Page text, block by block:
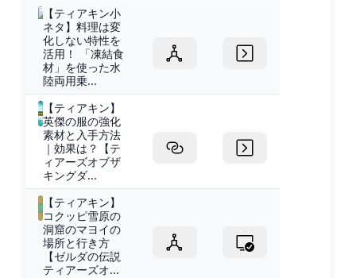
【ティアキン小
ネタ】料理は変
化しない特性を
活用！ 「凍結食
材」を使った水
陸両用乗...
【ティアキン】
英傑の服の強化
素材と入手方法
｜効果は？【テ
ィアーズオブザ
キングダ...
【ティアキン】
コクッピ雪原の
洞窟のマヨイの
場所と行き方
【ゼルダの伝説
ティアーズオ...